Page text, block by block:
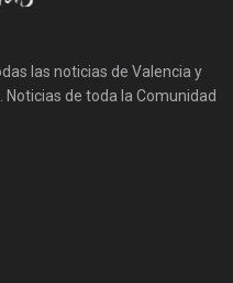
las noticias de Valencia y
Noticias de toda la Comunidad